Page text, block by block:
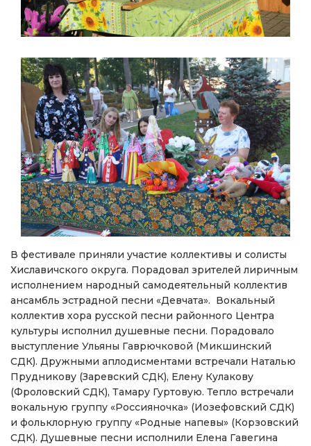
В фестивале приняли участие коллективы и солисты
Хиславичского округа. Порадовал зрителей лиричным
исполнением народный самодеятельный коллектив
ансамбль эстрадной песни «Девчата». Вокальный
коллектив хора русской песни районного Центра
культуры исполнил душевные песни. Порадовало
выступление Ульяны Гаврючковой (Микшинский
СДК). Дружными аплодисментами встречали Наталью
Прудникову (Заревский СДК), Елену Кулакову
(Фроловский СДК), Тамару Гуртовую. Тепло встречали
вокальную группу «Россияночка» (Иозефовский СДК)
и фольклорную группу «Родные напевы» (Корзовский
СДК). Душевные песни исполнили Елена Гавегина